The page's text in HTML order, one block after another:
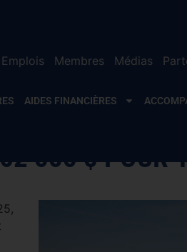
Emplois Membres Médias
AIDES FINANCIÈRES
555 $ POUR